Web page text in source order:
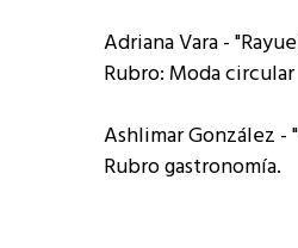
Adriana Vara -
Rubro: Moda circular
Ashlimar González -
Rubro gastronomía.